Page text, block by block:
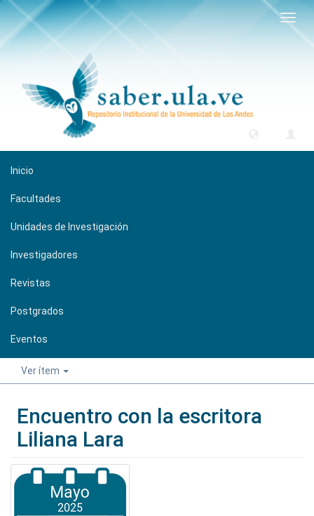
Inicio
Facultades
Unidades de Investigación
Investigadores
Revistas
Postgrados
Eventos
Ver ítem
Encuentro con la escritora
Liliana Lara